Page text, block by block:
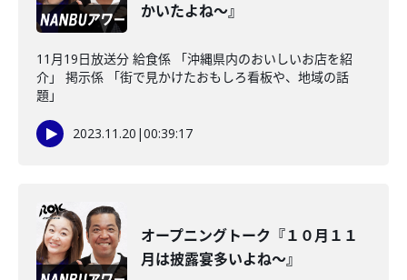
かいたよね～』
11月19日放送分 給食係 「沖縄県内のおいしいお店を紹
介」 掲示係 「街で見かけたおもしろ看板や、地域の話
題」
2023.11.20 |00:39:17
オープニングトーク『１０月１１
月は披露宴多いよね～』